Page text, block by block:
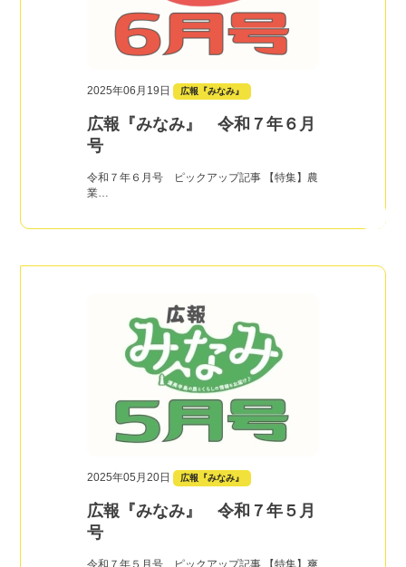
2025年06月19日 広報『みなみ』
広報『みなみ』 令和７年６月
号
令和７年６月号 ピックアップ記事 【特集】農
業…
2025年05月20日 広報『みなみ』
広報『みなみ』 令和７年５月
号
令和７年５月号 ピックアップ記事 【特集】爽